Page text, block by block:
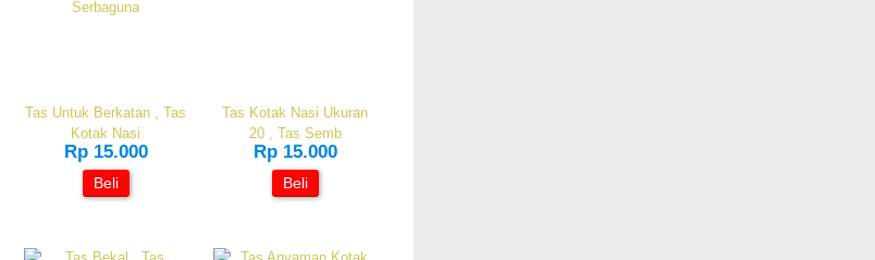
Tas Untuk Berkatan , Tas
Kotak Nasi
Rp 15.000
Beli
Tas Kotak Nasi Ukuran
20 , Tas Semb
Rp 15.000
Beli